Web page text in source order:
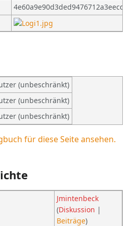
(unbeschränkt)
(unbeschränkt)
(unbeschränkt)
für diese Seite ansehen.
Jmintenbeck
(Diskussion |
Beiträge)